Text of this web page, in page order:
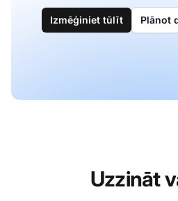
Izmēģiniet tūlīt Plānot
Uzzināt